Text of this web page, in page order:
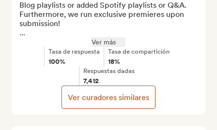
Blog playlists or added Spotify playlists or Q&A.
Furthermore, we run exclusive premieres upon
submission!
...
Ver más
Tasa de respuesta
100%
Tasa de compartición
18%
Respuestas dadas
7,412
Ver curadores similares